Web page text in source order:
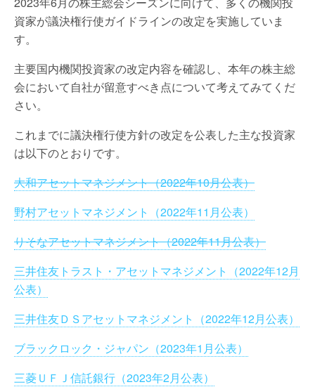
資家が議決権行使ガイドラインの改定を実施していま
す。
主要国内機関投資家の改定内容を確認し、本年の株主総
会において自社が留意すべき点について考えてみてくだ
さい。
これまでに議決権行使方針の改定を公表した主な投資家
は以下のとおりです。
大和アセットマネジメント（2022年10月公表）
野村アセットマネジメント（2022年11月公表）
りそなアセットマネジメント（2022年11月公表）
三井住友トラスト・アセットマネジメント（2022年12月
公表）
三井住友ＤＳアセットマネジメント（2022年12月公表）
ブラックロック・ジャパン（2023年1月公表）
三菱ＵＦＪ信託銀行（2023年2月公表）